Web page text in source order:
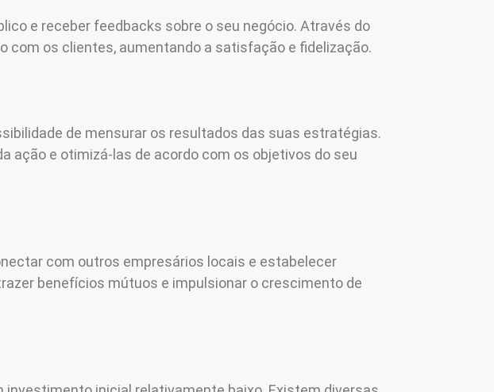
e receber feedbacks sobre o seu negócio. Através do
com os clientes, aumentando a satisfação e fidelização.
de mensurar os resultados das suas estratégias.
ação e otimizá-las de acordo com os objetivos do seu
com outros empresários locais e estabelecer
benefícios mútuos e impulsionar o crescimento de